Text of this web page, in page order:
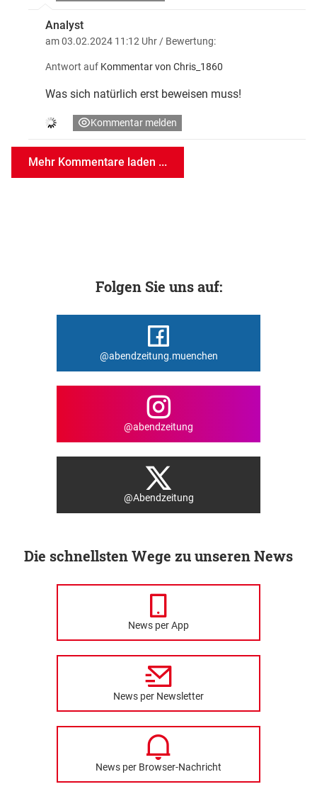
Analyst
am 03.02.2024 11:12 Uhr/ Bewertung:
Antwort auf Kommentar von Chris_1860
Was sich natürlich erst beweisen muss!
Kommentar melden
Mehr Kommentare laden ...
Folgen Sie uns auf:
@abendzeitung.muenchen
@abendzeitung
@Abendzeitung
Die schnellsten Wege zu unseren News
News per App
News per Newsletter
News per Browser-Nachricht